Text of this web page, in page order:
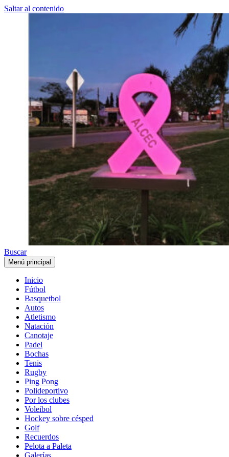
Saltar al contenido
Buscar
Menú principal
Inicio
Fútbol
Basquetbol
Autos
Atletismo
Natación
Canotaje
Padel
Bochas
Tenis
Rugby
Ping Pong
Polideportivo
Por los clubes
Voleibol
Hockey sobre césped
Golf
Recuerdos
Pelota a Paleta
Galerías